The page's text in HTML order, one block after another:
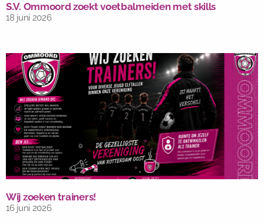
S.V. Ommoord zoekt voetbalmeiden met skills
18 juni 2026
Wij zoeken trainers!
16 juni 2026